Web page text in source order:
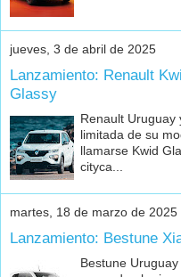
jueves, 3 de abril de 2025
Lanzamiento: Renault
Glassy
Renault Uruguay
limitada de su
llamarse Kwid
cityca...
martes, 18 de marzo de 2025
Lanzamiento: Bestune
Bestune